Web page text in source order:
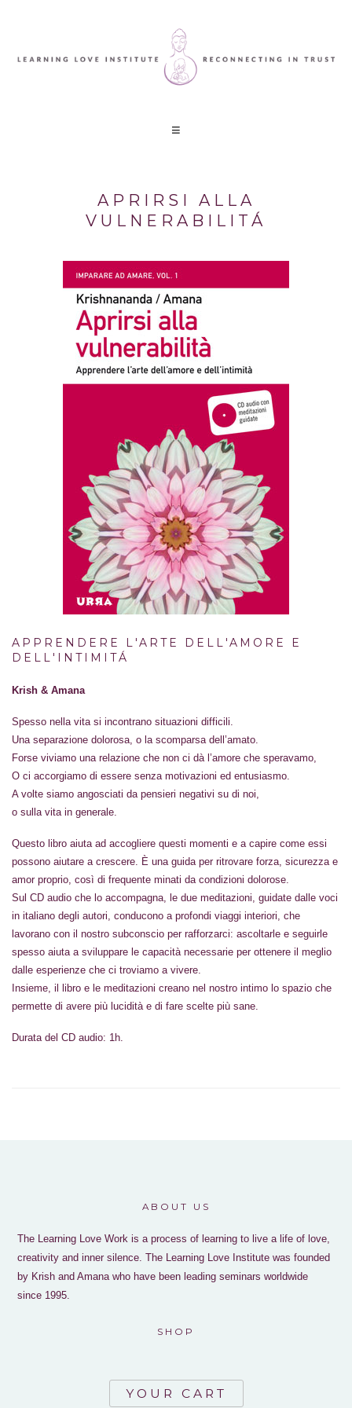
APRIRSI ALLA
VULNERABILITÁ
APPRENDERE L'ARTE DELL'AMORE E
DELL'INTIMITÁ
Krish & Amana
Spesso nella vita si incontrano situazioni difficili.
Una separazione dolorosa, o la scomparsa dell’amato.
Forse viviamo una relazione che non ci dà l’amore che speravamo,
O ci accorgiamo di essere senza motivazioni ed entusiasmo.
A volte siamo angosciati da pensieri negativi su di noi,
o sulla vita in generale.
Questo libro aiuta ad accogliere questi momenti e a capire come essi
possono aiutare a crescere. È una guida per ritrovare forza, sicurezza e
amor proprio, così di frequente minati da condizioni dolorose.
Sul CD audio che lo accompagna, le due meditazioni, guidate dalle voci
in italiano degli autori, conducono a profondi viaggi interiori, che
lavorano con il nostro subconscio per rafforzarci: ascoltarle e seguirle
spesso aiuta a sviluppare le capacità necessarie per ottenere il meglio
dalle esperienze che ci troviamo a vivere.
Insieme, il libro e le meditazioni creano nel nostro intimo lo spazio che
permette di avere più lucidità e di fare scelte più sane.
Durata del CD audio: 1h.
ABOUT US
The Learning Love Work is a process of learning to live a life of love,
creativity and inner silence. The Learning Love Institute was founded
by Krish and Amana who have been leading seminars worldwide
since 1995.
SHOP
YOUR CART